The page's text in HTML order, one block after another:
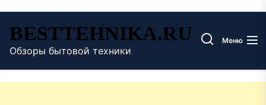
содержимому
BESTTEHNIKA.RU
Обзоры бытовой техники
Меню